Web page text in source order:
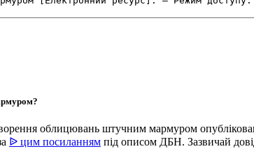
облицювань штучним мармуром
ᐉ цим посиланням під описом ДБН. Зазвичай